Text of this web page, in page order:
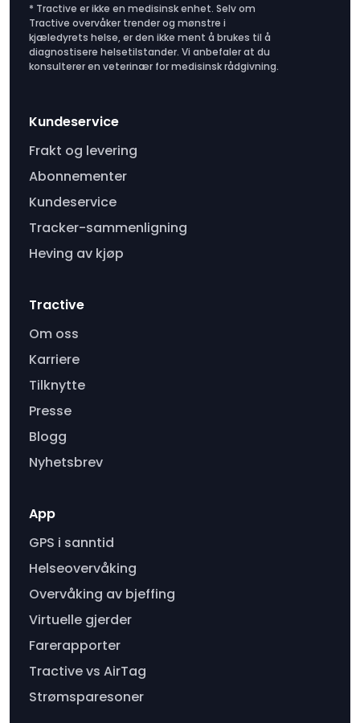
* Tractive er ikke en medisinsk enhet. Selv om
Tractive overvåker trender og mønstre i
kjæledyrets helse, er den ikke ment å brukes til å
diagnostisere helsetilstander. Vi anbefaler at du
konsulterer en veterinær for medisinsk rådgivning.
Kundeservice
Frakt og levering
Abonnementer
Kundeservice
Tracker-sammenligning
Heving av kjøp
Tractive
Om oss
Karriere
Tilknytte
Presse
Blogg
Nyhetsbrev
App
GPS i sanntid
Helseovervåking
Overvåking av bjeffing
Virtuelle gjerder
Farerapporter
Tractive vs AirTag
Strømsparesoner